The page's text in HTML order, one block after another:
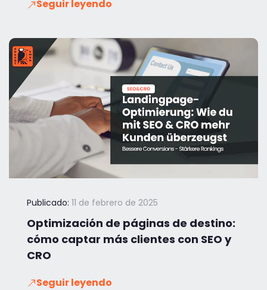
Seguir leyendo
Publicado: 11 de febrero de 2025
Optimización de páginas de destino:
cómo captar más clientes con SEO y
CRO
Seguir leyendo